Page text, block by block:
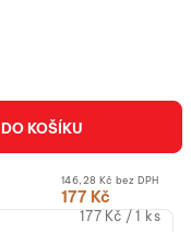
DO KOŠÍKU
146,28 Kč bez DPH
177 Kč
Měrná
177 Kč / 1 ks